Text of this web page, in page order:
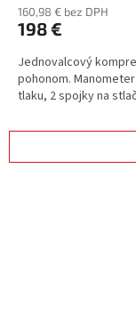
160,98 € bez DPH
198 €
Jednovalcový
pohonom.
tlaku, 2 spojky na